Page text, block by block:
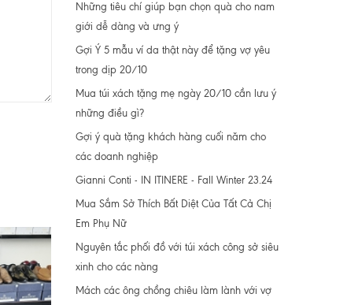
Những tiêu chí giúp bạn chọn quà cho nam
giới dễ dàng và ưng ý
Gợi Ý 5 mẫu ví da thật này để tặng vợ yêu
trong dịp 20/10
Mua túi xách tặng mẹ ngày 20/10 cần lưu ý
những điều gì?
Gợi ý quà tặng khách hàng cuối năm cho
các doanh nghiệp
Gianni Conti - IN ITINERE - Fall Winter 23.24
Mua Sắm Sở Thích Bất Diệt Của Tất Cả Chị
Em Phụ Nữ
Nguyên tắc phối đồ với túi xách công sở siêu
xinh cho các nàng
Mách các ông chồng chiêu làm lành với vợ